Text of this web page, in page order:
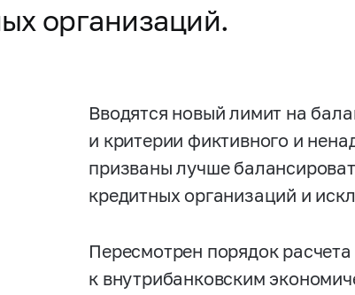
организаций.
Вводятся новый лимит на
и критерии фиктивного и
призваны лучше
кредитных организаций и
Пересмотрен порядок
к внутрибанковским